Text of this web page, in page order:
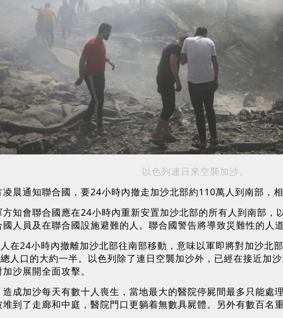
以色列連日來空襲加沙。
凌晨通知聯合國，要24小時內撤走加沙北部約110萬人到南部，
知會聯合國應在24小時內重新安置加沙北部的所有人到南部
人員及在聯合國設施避難的人。聯合國警告將導致災難性的人
在24小時內撤離加沙北部往南部移動，意味以軍即將對加沙北
人口的大約一半。以色列除了連日空襲加沙外，已經在接近加
沙展開全面攻擊。
成加沙每天有數十人喪生，當地最大的醫院停屍間最多只能處
到了走廊和中庭，醫院門口更躺着無數具屍體。另外有數百名